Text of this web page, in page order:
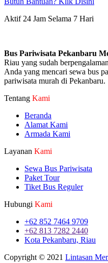
Aktif 24 Jam Selama 7 Hari
Bus Pariwisata Pekanbaru
Riau yang sudah
Anda yang mencari sewa bus
pariwisata murah di Pekanbaru.
Tentang Kami
Beranda
Alamat Kami
Armada Kami
Layanan Kami
Sewa Bus Pariwisata
Paket Tour
Tiket Bus Reguler
Hubungi Kami
+62 852 7464 9709
+62 813 7282 2440
Kota Pekanbaru, Riau
Copyright © 2021 Lintasan